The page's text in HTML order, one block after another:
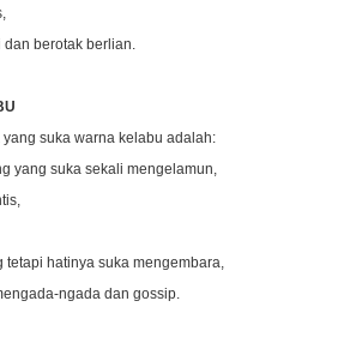
dan berotak berlian.
yang suka warna kelabu adalah:
yang suka sekali mengelamun,
tetapi hatinya suka mengembara,
ngada dan gossip.